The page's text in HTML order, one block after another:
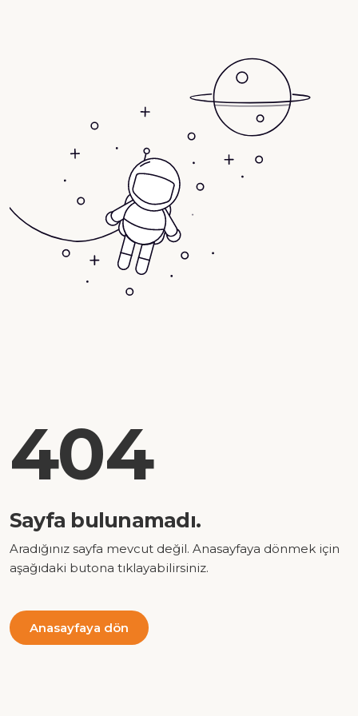
404
Sayfa bulunamadı.
Aradığınız sayfa mevcut değil. Anasayfaya dönmek için
aşağıdaki butona tıklayabilirsiniz.
Anasayfaya dön